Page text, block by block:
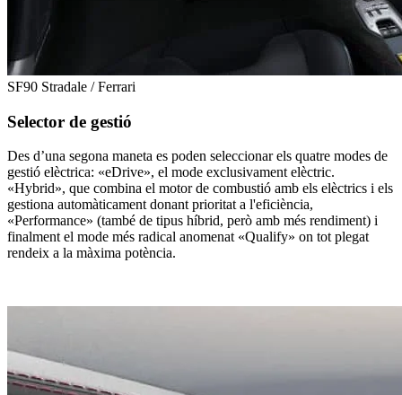
SF90 Stradale / Ferrari
Selector de gestió
Des d’una segona maneta es poden seleccionar els quatre modes de
gestió elèctrica: «eDrive», el mode exclusivament elèctric.
«Hybrid», que combina el motor de combustió amb els elèctrics i els
gestiona automàticament donant prioritat a l'eficiència,
«Performance» (també de tipus híbrid, però amb més rendiment) i
finalment el mode més radical anomenat «Qualify» on tot plegat
rendeix a la màxima potència.